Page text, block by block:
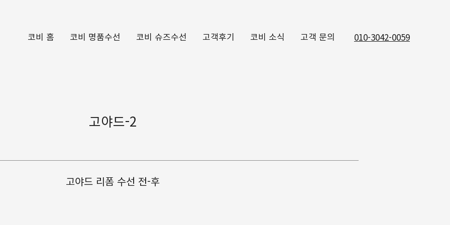
코비 홈 코비 명품수선 코비 슈즈수선 고객후기 코비 소식 고객 문의 010-3042-0059
고야드-2
고야드 리폼 수선 전-후